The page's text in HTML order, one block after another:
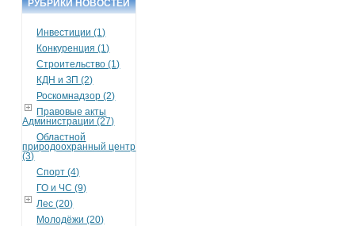
РУБРИКИ НОВОСТЕЙ
Инвестиции (1)
Конкуренция (1)
Строительство (1)
КДН и ЗП (2)
Роскомнадзор (2)
Правовые акты
Администрации (27)
Областной
природоохранный центр
(3)
Спорт (4)
ГО и ЧС (9)
Лес (20)
Молодёжи (20)